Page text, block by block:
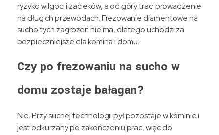
ryzyko wilgoci i zacieków, a od góry traci prowadzenie
na długich przewodach. Frezowanie diamentowe na
sucho tych zagrożeń nie ma, dlatego uchodzi za
bezpieczniejsze dla komina i domu.
Czy po frezowaniu na sucho w
domu zostaje bałagan?
Nie. Przy suchej technologii pył pozostaje w kominie i
jest odkurzany po zakończeniu prac, więc do